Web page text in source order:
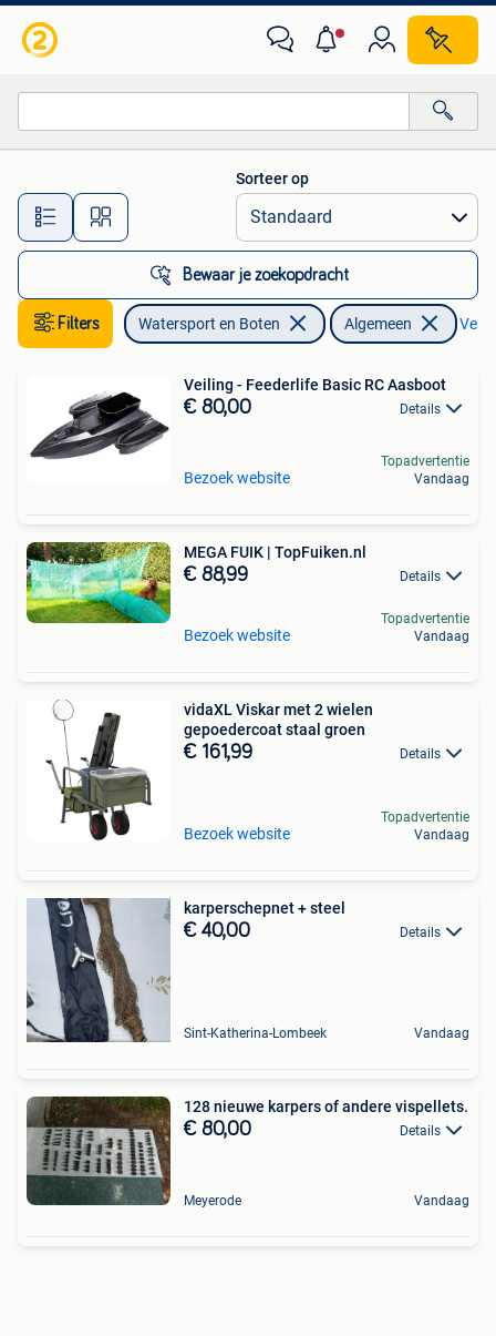
Alle afstanden…
Sorteer op
Bewaar je zoekopdracht
Filters Watersport en Boten Algemeen
Veiling - Feederlife Basic RC Aasboot
€ 80,00 Details
Bezoek website
Topadvertentie
Vandaag
MEGA FUIK | TopFuiken.nl
€ 88,99 Details
Bezoek website
Topadvertentie
Vandaag
vidaXL Viskar met 2 wielen
gepoedercoat staal groen
€ 161,99 Details
Bezoek website
Topadvertentie
Vandaag
karperschepnet + steel
€ 40,00 Details
Sint-Katherina-Lombeek Vandaag
128 nieuwe karpers of andere vispellets.
€ 80,00 Details
Meyerode Vandaag